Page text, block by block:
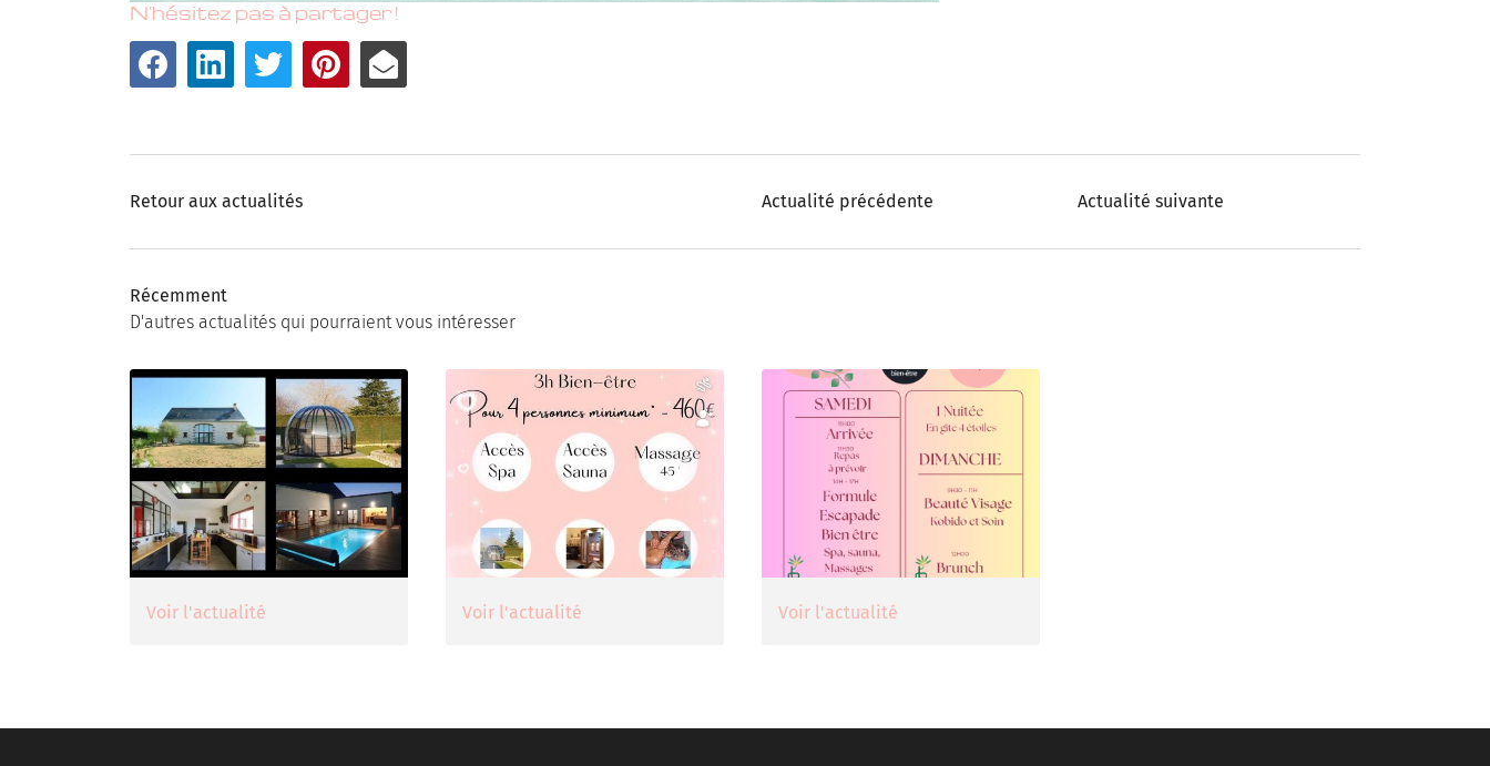
N'hésitez pas à partager !
Retour aux actualités Actualité précédente Actualité suivante
Récemment
D'autres actualités qui pourraient vous intéresser
Voir l'actualité Voir l'actualité Voir l'actualité